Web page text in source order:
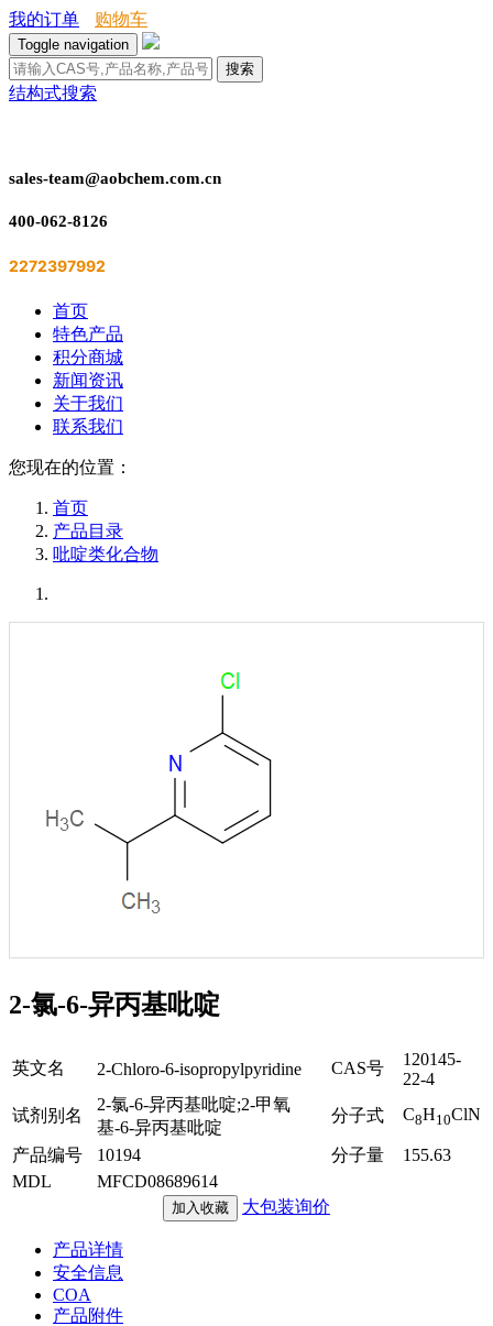
我的订单 购物车
Toggle navigation
搜索
结构式搜索
sales-team@aobchem.com.cn
400-062-8126
2272397992
首页
特色产品
积分商城
新闻资讯
关于我们
联系我们
您现在的位置：
首页
产品目录
吡啶类化合物
2-氯-6-异丙基吡啶
英文名 2-Chloro-6-isopropylpyridine CAS号
120145-
22-4
试剂别名
2-氯-6-异丙基吡啶;2-甲氧
基-6-异丙基吡啶
分子式 C8H10ClN
产品编号 10194 分子量
155.63
MDL
MFCD08689614
加入收藏 大包装询价
产品详情
安全信息
COA
产品附件